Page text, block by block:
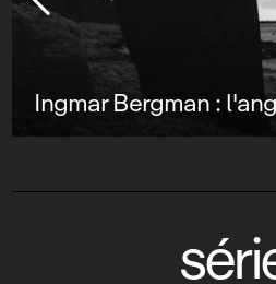
Ingmar Bergman :